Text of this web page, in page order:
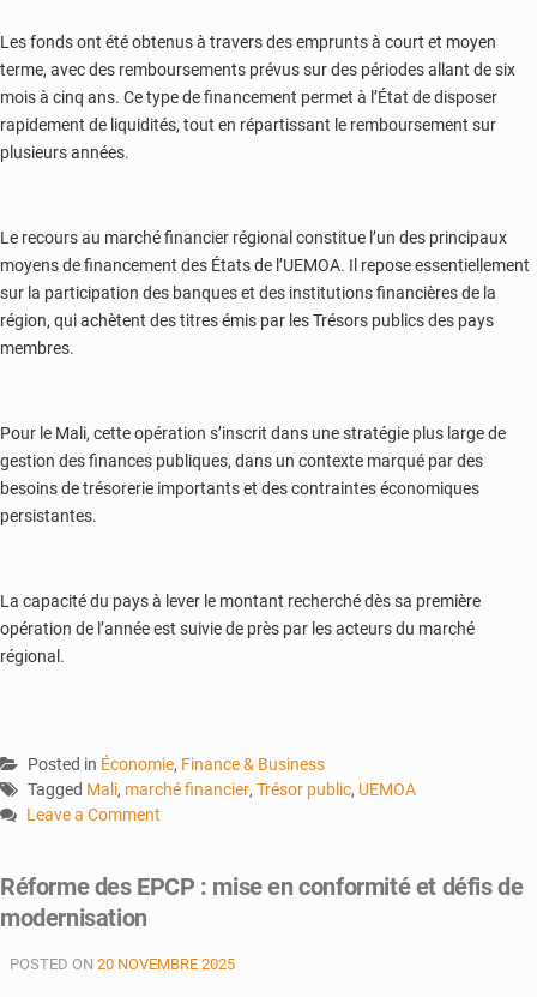
Les fonds ont été obtenus à travers des emprunts à court et moyen
terme, avec des remboursements prévus sur des périodes allant de six
mois à cinq ans. Ce type de financement permet à l’État de disposer
rapidement de liquidités, tout en répartissant le remboursement sur
plusieurs années.
Le recours au marché financier régional constitue l’un des principaux
moyens de financement des États de l’UEMOA. Il repose essentiellement
sur la participation des banques et des institutions financières de la
région, qui achètent des titres émis par les Trésors publics des pays
membres.
Pour le Mali, cette opération s’inscrit dans une stratégie plus large de
gestion des finances publiques, dans un contexte marqué par des
besoins de trésorerie importants et des contraintes économiques
persistantes.
La capacité du pays à lever le montant recherché dès sa première
opération de l’année est suivie de près par les acteurs du marché
régional.
Posted in Économie, Finance & Business
Tagged Mali, marché financier, Trésor public, UEMOA
Leave a Comment
commun
:
lève
Réforme des EPCP : mise en conformité et défis de
modernisation
POSTED ON 20 NOVEMBRE 2025